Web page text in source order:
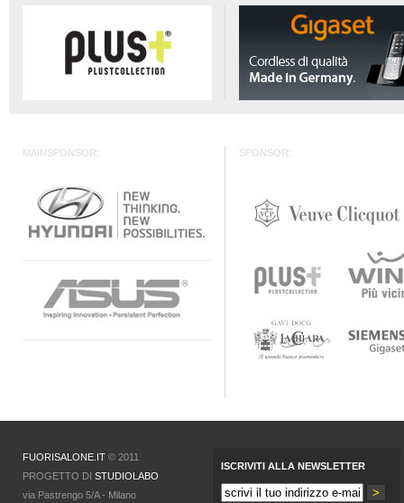
MAINSPONSOR: SPONSOR:
FUORISALONE.IT © 2011
PROGETTO DI STUDIOLABO
via Pastrengo 5/A - Milano
ISCRIVITI ALLA NEWSLETTER